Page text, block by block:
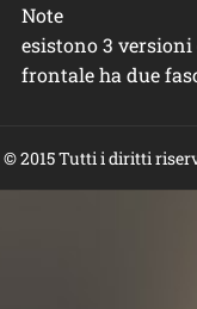
Note
esistono 3
frontale ha due
© 2015 Tutti i diritti